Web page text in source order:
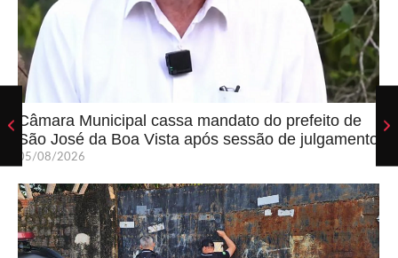
Câmara Municipal cassa mandato do prefeito de
São José da Boa Vista após sessão de julgamento
05/08/2026